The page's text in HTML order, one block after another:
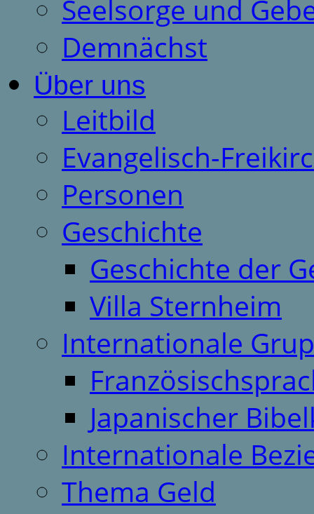
Seelsorge und
Demnächst
Über uns
Leitbild
Evangelisch-
Personen
Geschichte
Geschichte der
Villa Sternheim
Internationale
Japanischer
Internationale
Thema Geld